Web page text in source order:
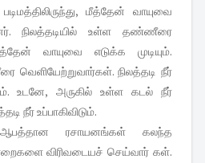
மீத்தேன் வாயுவை
நிலத்தடியில் உள்ள தண்ணீரை
வாயுவை எடுக்க முடியும்.
நிலத்தடி நீர்
உடனே, அருகில் உள்ள கடல் நீர்
நீர் உப்பாகிவிடும்.
ஆபத்தான ரசாயனங்கள் கலந்த
விரிவடையச் செய்வார் கள்.